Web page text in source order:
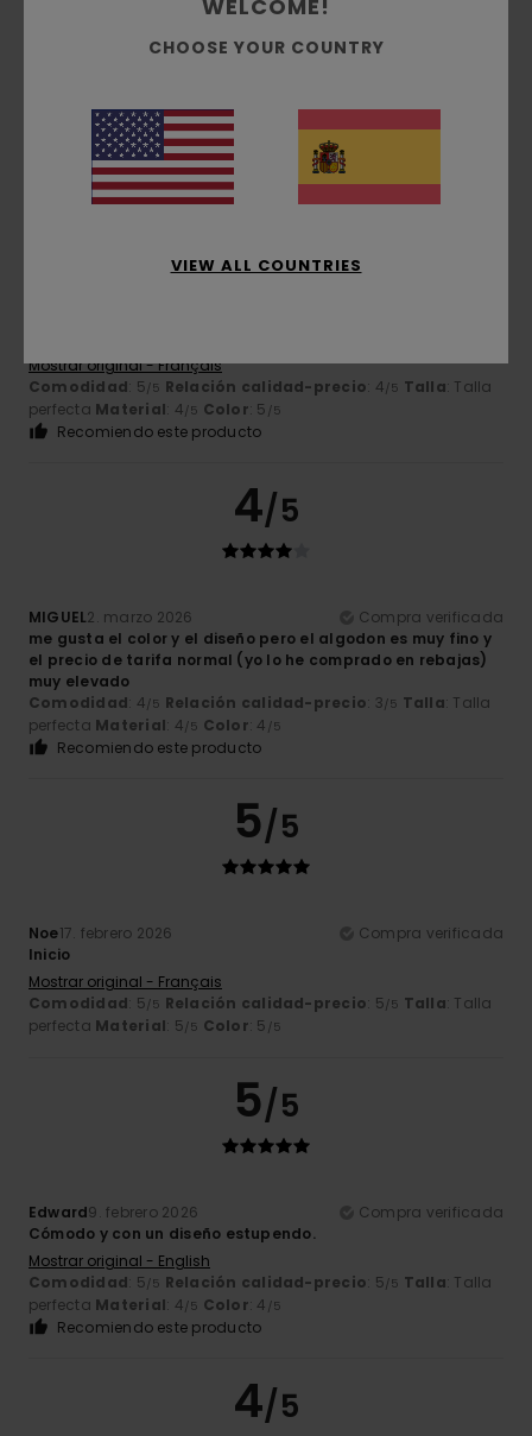
Color
5 /5
Mostrar original - Français
Comodidad: 5/5 Relación calidad-precio: 4/5 Talla: Talla
perfecta Material: 4/5 Color: 5 /5
Recomiendo este producto
4/5
MIGUEL2. marzo 2026
Compra verificada
me gusta el color y el diseño pero el algodon es muy fino y
el precio de tarifa normal (yo lo he comprado en rebajas)
muy elevado
Comodidad: 4/5 Relación calidad-precio: 3/5 Talla: Talla
perfecta Material: 4/5 Color: 4 /5
Recomiendo este producto
5/5
Noe17. febrero 2026
Compra verificada
Inicio
Mostrar original - Français
Comodidad: 5/5 Relación calidad-precio: 5/5 Talla: Talla
perfecta Material: 5/5 Color: 5 /5
5/5
Edward9. febrero 2026
Compra verificada
Cómodo y con un diseño estupendo.
Mostrar original - English
Comodidad: 5/5 Relación calidad-precio: 5/5 Talla: Talla
perfecta Material: 4/5 Color: 4 /5
Recomiendo este producto
4/5
WELCOME!
CHOOSE YOUR COUNTRY
VIEW ALL COUNTRIES